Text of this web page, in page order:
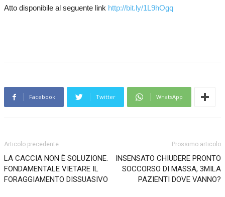
Atto disponibile al seguente link http://bit.ly/1L9hOgq
Facebook Twitter WhatsApp
Articolo precedente
LA CACCIA NON È SOLUZIONE.
FONDAMENTALE VIETARE IL
FORAGGIAMENTO DISSUASIVO
Prossimo articolo
INSENSATO CHIUDERE PRONTO
SOCCORSO DI MASSA, 3MILA
PAZIENTI DOVE VANNO?